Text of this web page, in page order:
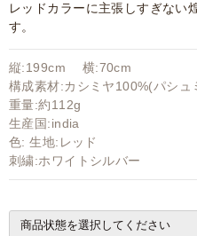
レッドカラーに主張しすぎない
す。
縦:199cm 横:70cm
構成素材:カシミヤ100%(パシュ
重量:約112g
生産国:india
色: 生地:レッド
刺繍:ホワイトシルバー